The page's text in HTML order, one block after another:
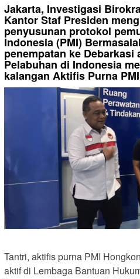
Jakarta, Investigasi
Kantor Staf Presiden
penyusunan protokol
Indonesia (PMI)
penempatan ke Debarkasi
Pelabuhan di Indonesia
kalangan Aktifis Purna
Tantri, aktifis purna PMI
aktif di Lembaga Bantuan